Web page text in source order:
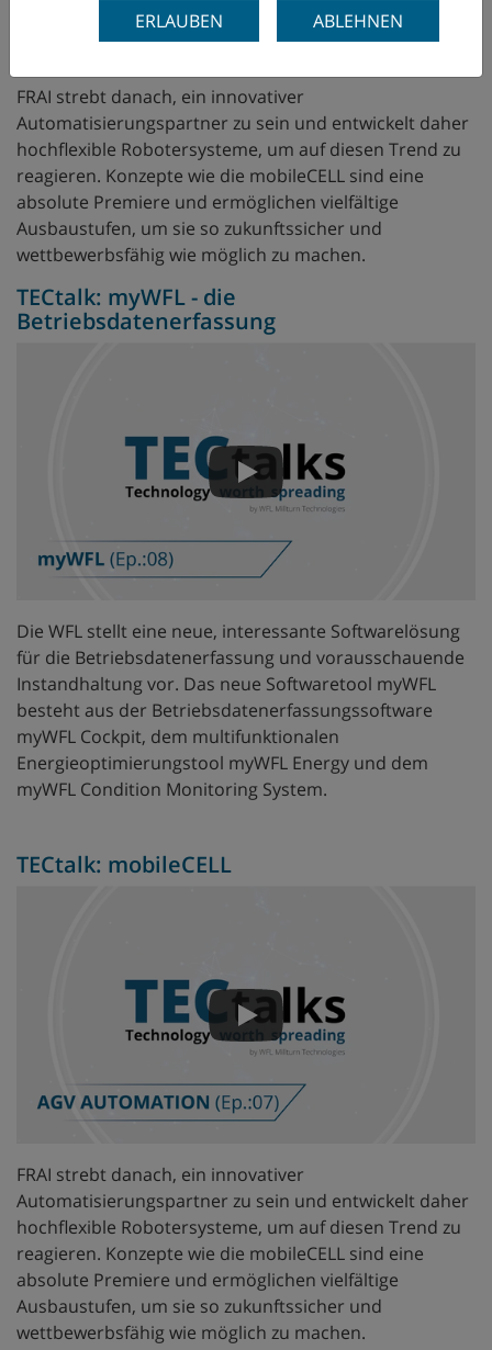
FRAI strebt danach, ein innovativer
Automatisierungspartner zu sein und entwickelt daher
hochflexible Robotersysteme, um auf diesen Trend zu
reagieren. Konzepte wie die mobileCELL sind eine
absolute Premiere und ermöglichen vielfältige
Ausbaustufen, um sie so zukunftssicher und
wettbewerbsfähig wie möglich zu machen.
TECtalk: myWFL - die
Betriebsdatenerfassung
Die WFL stellt eine neue, interessante Softwarelösung
für die Betriebsdatenerfassung und vorausschauende
Instandhaltung vor. Das neue Softwaretool myWFL
besteht aus der Betriebsdatenerfassungssoftware
myWFL Cockpit, dem multifunktionalen
Energieoptimierungstool myWFL Energy und dem
myWFL Condition Monitoring System.
TECtalk: mobileCELL
FRAI strebt danach, ein innovativer
Automatisierungspartner zu sein und entwickelt daher
hochflexible Robotersysteme, um auf diesen Trend zu
reagieren. Konzepte wie die mobileCELL sind eine
absolute Premiere und ermöglichen vielfältige
Ausbaustufen, um sie so zukunftssicher und
wettbewerbsfähig wie möglich zu machen.
ERLAUBEN
ABLEHNEN